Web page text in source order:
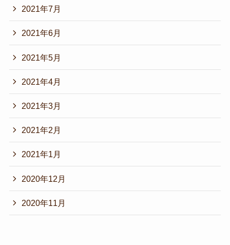
2021年7月
2021年6月
2021年5月
2021年4月
2021年3月
2021年2月
2021年1月
2020年12月
2020年11月